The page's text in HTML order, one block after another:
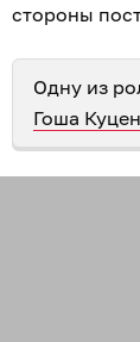
стороны
Одну из
Гоша